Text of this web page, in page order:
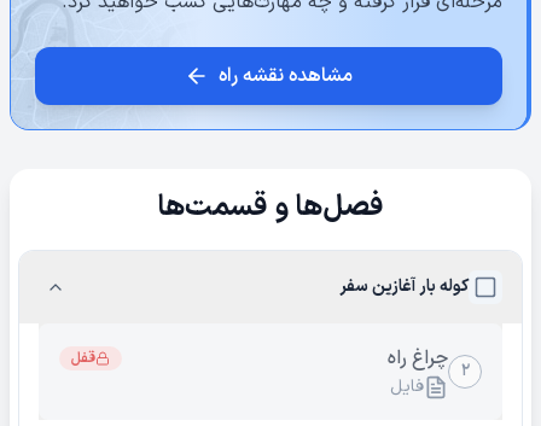
مشاهده نقشه راه
فصل‌ها و قسمت‌ها
کوله بار آغازین سفر
۲ چراغ راه قفل
فایل